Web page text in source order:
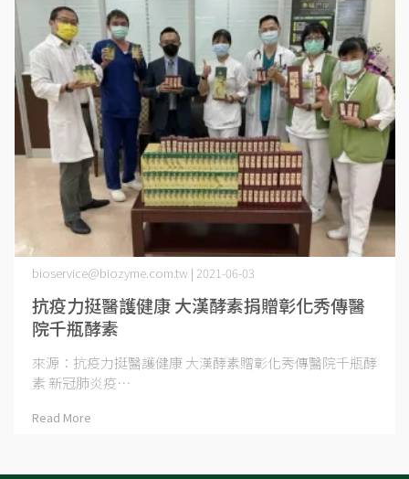
抗疫力挺醫護健康 大漢酵素捐贈彰化秀傳醫
院千瓶酵素
bioservice@biozyme.com.tw | 2021-06-03
來源：抗疫力挺醫護健康 大漢酵素贈彰化秀傳醫院千瓶酵
素 新冠肺炎疫⋯
Read More